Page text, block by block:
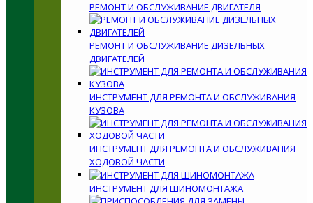
РЕМОНТ И ОБСЛУЖИВАНИЕ ДВИГАТЕЛЯ
РЕМОНТ И ОБСЛУЖИВАНИЕ ДИЗЕЛЬНЫХ
ДВИГАТЕЛЕЙ
ИНСТРУМЕНТ ДЛЯ РЕМОНТА И ОБСЛУЖИВАНИЯ
КУЗОВА
ИНСТРУМЕНТ ДЛЯ РЕМОНТА И ОБСЛУЖИВАНИЯ
ХОДОВОЙ ЧАСТИ
ИНСТРУМЕНТ ДЛЯ ШИНОМОНТАЖА